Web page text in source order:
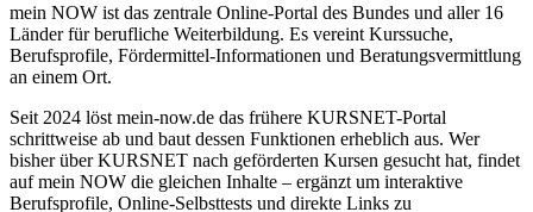
mein NOW ist das zentrale Online-Portal des Bundes und aller 16
Länder für berufliche Weiterbildung. Es vereint Kurssuche,
Berufsprofile, Fördermittel-Informationen und Beratungsvermittlung
an einem Ort.
Seit 2024 löst mein-now.de das frühere KURSNET-Portal
schrittweise ab und baut dessen Funktionen erheblich aus. Wer
bisher über KURSNET nach geförderten Kursen gesucht hat, findet
auf mein NOW die gleichen Inhalte – ergänzt um interaktive
Berufsprofile, Online-Selbsttests und direkte Links zu